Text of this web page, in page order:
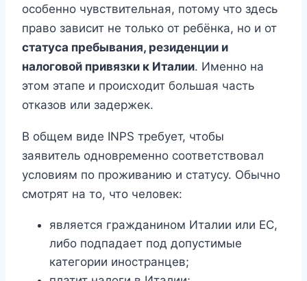
особенно чувствительная, потому что здесь
право зависит не только от ребёнка, но и от
статуса пребывания, резиденции и
налоговой привязки к Италии. Именно на
этом этапе и происходит большая часть
отказов или задержек.
В общем виде INPS требует, чтобы
заявитель одновременно соответствовал
условиям по проживанию и статусу. Обычно
смотрят на то, что человек:
является гражданином Италии или ЕС,
либо подпадает под допустимые
категории иностранцев;